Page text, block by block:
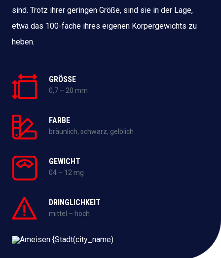
sind. Trotz ihrer geringen Größe, sind sie in der Lage,
etwa das 100-fache ihres eigenen Körpergewichts zu
heben.
GRÖSSE
0,7 – 20 mm
FARBE
bräunlich, schwarz, gelblich
GEWICHT
04 – 12 mg
DRINGLICHKEIT
mittel – hoch